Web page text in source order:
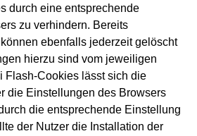
durch eine entsprechende
zu verhindern. Bereits
ebenfalls jederzeit gelöscht
hierzu sind vom jeweiligen
Flash-Cookies lässt sich die
die Einstellungen des Browsers
die entsprechende Einstellung
der Nutzer die Installation der